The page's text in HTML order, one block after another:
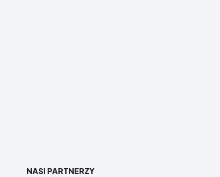
NASI PARTNERZY